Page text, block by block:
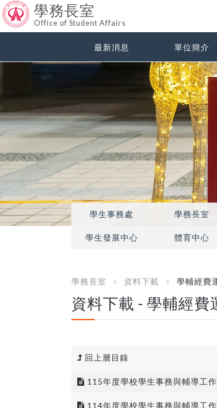
學務長室
Office of Student Affairs
最新消息 單位簡介
學生事務處 學務長室
學生發展中心 體育中心
學務長室 資料下載 學輔經費
資料下載 - 學輔經費
回上層目錄
115年度學校學生事務與輔導工
114年度學校學生事務與輔導工